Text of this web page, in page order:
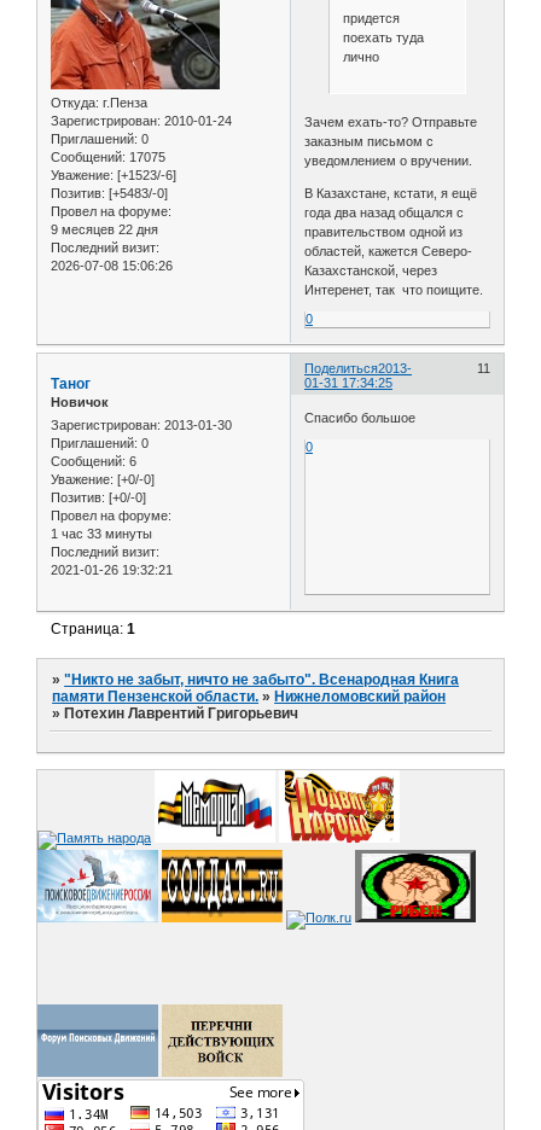
Откуда: г.Пенза
Зарегистрирован: 2010-01-24
Приглашений: 0
Сообщений: 17075
Уважение: [+1523/-6]
Позитив: [+5483/-0]
Провел на форуме:
9 месяцев 22 дня
Последний визит:
2026-07-08 15:06:26
придется
поехать туда
лично
Зачем ехать-то? Отправьте
заказным письмом с
уведомлением о вручении.
В Казахстане, кстати, я ещё
года два назад общался с
правительством одной из
областей, кажется Северо-
Казахстанской, через
Интеренет, так что поищите.
0
Поделиться 11
2013-
01-31 17:34:25
Таног
Новичок
Зарегистрирован: 2013-01-30
Приглашений: 0
Сообщений: 6
Уважение: [+0/-0]
Позитив: [+0/-0]
Провел на форуме:
1 час 33 минуты
Последний визит:
2021-01-26 19:32:21
Спасибо большое
0
Страница:1
»"Никто не забыт, ничто не забыто". Всенародная Книга
памяти Пензенской области. »Нижнеломовский район
»Потехин Лаврентий Григорьевич